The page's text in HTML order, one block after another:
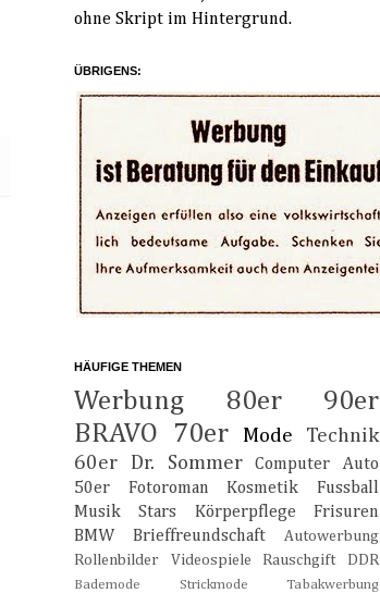
ohne Skript im Hintergrund.
ÜBRIGENS:
HÄUFIGE THEMEN
Werbung 80er
90er
BRAVO
70er Mode
Technik
60er
Dr. Sommer Computer
Auto
50er
Fotoroman Kosmetik
Fussball
Musik
Stars Körperpflege
Frisuren
BMW
Brieffreundschaft
Autowerbung
Rollenbilder
Videospiele Rauschgift DDR
Bademode Strickmode
Tabakwerbung